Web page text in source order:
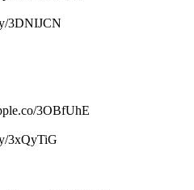
3DNIJCN
3OBfUhE
3xQyTiG